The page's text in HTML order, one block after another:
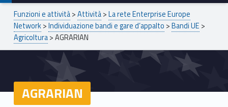
Breadcrumbs navigation
Funzioni e attività>Attività>La rete Enterprise Europe
Network>Individuazione bandi e gare d’appalto >Bandi UE >
Agricoltura>AGRARIAN
AGRARIAN